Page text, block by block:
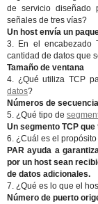
de servicio diseñado
señales de tres vías?
Un host envía un
3. En el encabezado
cantidad de datos que
Tamaño de ventana
4. ¿Qué utiliza TCP
datos?
Números de secuencia
5. ¿Qué tipo de
Un segmento TCP
6. ¿Cuál es el
PAR ayuda a
por un host sean
de datos adicionales.
7. ¿Qué es lo que el
Número de puerto